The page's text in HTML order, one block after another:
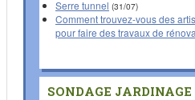
Serre tunnel (31/07)
Comment trouvez-vous des
pour faire des travaux de
SONDAGE JARDINAGE